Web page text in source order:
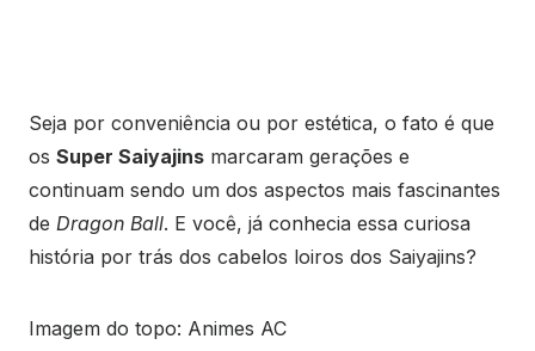
Seja por conveniência ou por estética, o fato é que
os Super Saiyajins marcaram gerações e
continuam sendo um dos aspectos mais fascinantes
de Dragon Ball. E você, já conhecia essa curiosa
história por trás dos cabelos loiros dos Saiyajins?
Imagem do topo: Animes AC